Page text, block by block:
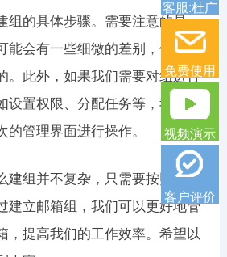
组的具体步骤。需要注意的是，
能会有一些细微的差别，但大体
。此外，如果我们需要对组进行
设置权限、分配任务等，我们可
管理界面进行操作。
建组并不复杂，只需要按照上述
建立邮箱组，我们可以更好地管
，提高我们的工作效率。希望以
客服:杜广
免费使用
视频演示
客户评价